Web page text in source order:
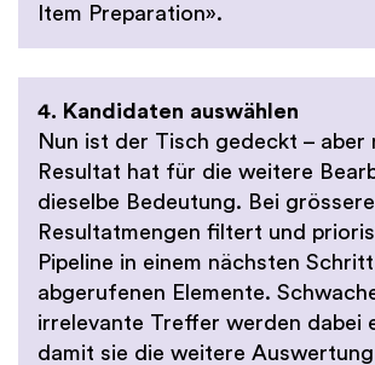
Item Preparation».
4. Kandidaten auswählen
Nun ist der Tisch gedeckt – aber
Resultat hat für die weitere
dieselbe Bedeutung. Bei
Resultatmengen filtert und
Pipeline in einem nächsten
abgerufenen Elemente.
irrelevante Treffer werden dabei
damit sie die weitere